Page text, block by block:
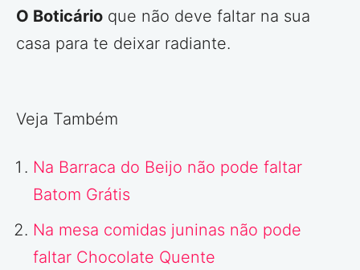
O Boticário que não deve faltar na sua
casa para te deixar radiante.
Veja Também
Na Barraca do Beijo não pode faltar
Batom Grátis
Na mesa comidas juninas não pode
faltar Chocolate Quente